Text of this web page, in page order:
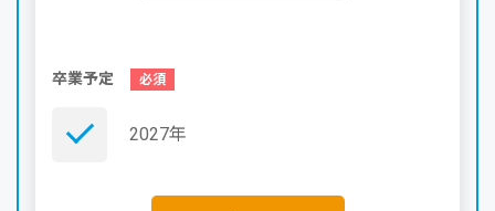
卒業予定
2027年